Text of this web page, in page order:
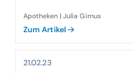
Apotheken | Julia Girnus
Zum Artikel
21.02.23